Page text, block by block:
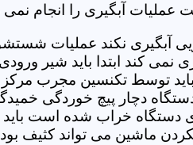
عملیات آبگیری را انجام نمی
آبگیری نکند عملیات
نمی کند ابتدا باید شیر
توسط تکنسین مجرب
دچار پیچ خوردگی
دستگاه خراب شده است باید
نکردن ماشین می تواند کثیف